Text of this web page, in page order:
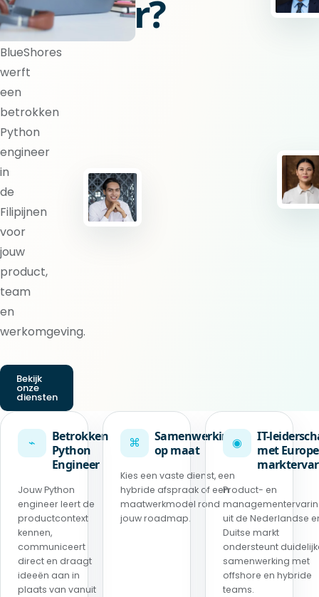
engineer?
BlueShores
werft
een
betrokken
Python
engineer
in
de
Filipijnen
voor
jouw
product,
team
en
werkomgeving.
Bekijk
onze
diensten
⌁
Betrokken
Python
Engineer
Jouw Python
engineer leert de
productcontext
kennen,
communiceert
direct en draagt
ideeën aan in
plaats van vanuit
⌘
Samenwerking
op maat
Kies een vaste dienst, een
hybride afspraak of een
maatwerkmodel rond
jouw roadmap.
◉
IT-
met
Product- en
uit de Nederlandse
Duitse markt
ondersteunt
samenwerking met
offshore en hybride
teams.